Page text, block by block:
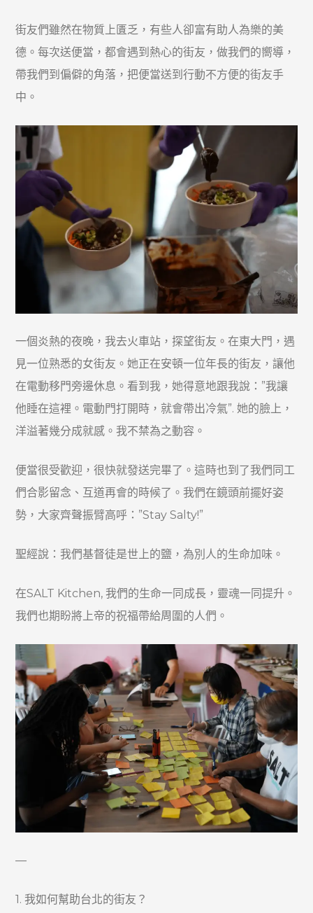
街友們雖然在物質上匱乏，有些人卻富有助人為樂的美
德。每次送便當，都會遇到熱心的街友，做我們的嚮導，
帶我們到偏僻的角落，把便當送到行動不方便的街友手
中。
一個炎熱的夜晚，我去火車站，探望街友。在東大門，遇
見一位熟悉的女街友。她正在安頓一位年長的街友，讓他
在電動移門旁邊休息。看到我，她得意地跟我說：”我讓
他睡在這裡。電動門打開時，就會帶出冷氣”. 她的臉上，
洋溢著幾分成就感。我不禁為之動容。
便當很受歡迎，很快就發送完畢了。這時也到了我們同工
們合影留念、互道再會的時候了。我們在鏡頭前擺好姿
勢，大家齊聲振臂高呼：”Stay Salty!”
聖經說：我們基督徒是世上的鹽，為別人的生命加味。
在SALT Kitchen, 我們的生命一同成長，靈魂一同提升。
我們也期盼將上帝的祝福帶給周圍的人們。
—
1. 我如何幫助台北的街友？